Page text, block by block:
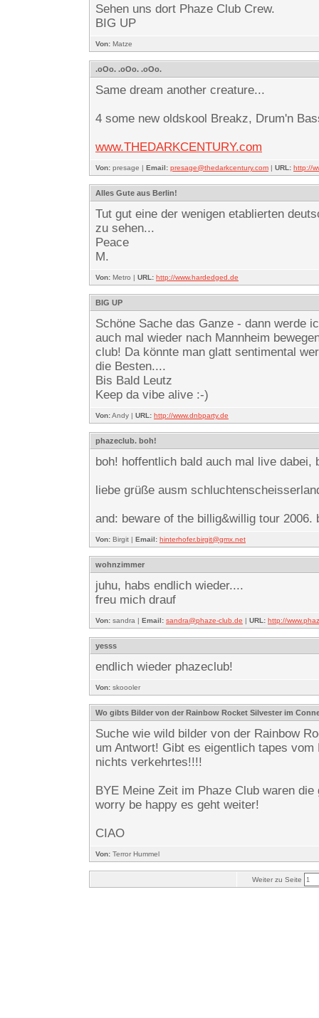
Sehen uns dort Phaze Club Crew.
BIG UP
Von: Matze
.oOo. .oOo. .oOo.
Same dream another creature...
4 some new oldskool Breakz, Drum'n
www.THEDARKCENTURY.com
Von: presage | Email: presage@thedarkcentury.com | URL: http://
Alles Gute aus Berlin!
Tut gut eine der wenigen etablierten
zu sehen...
Peace
M.
Von: Metro | URL: http://www.hardedged.de
BIG UP
Schöne Sache das Ganze - dann werde
auch mal wieder nach Mannheim
club! Da könnte man glatt sentimental
die Besten....
Bis Bald Leutz
Keep da vibe alive :-)
Von:Andy | URL: http://www.dnbparty.de
phazeclub. boh!
boh! hoffentlich bald auch mal live dabei,
liebe grüße ausm
and: beware of the billig&willig tour 2006.
Von: Birgit | Email: hinterhofer.birgit@gmx.net
wohnzimmer
juhu, habs endlich wieder....
freu mich drauf
Von: sandra | Email: sandra@phaze-club.de | URL: http://
yesss
endlich wieder phazeclub!
Von: skoooler
Wo gibts Bilder von der Rainbow Rocket Silvester im
Suche wie wild bilder von der Rainbow
um Antwort! Gibt es eigentlich tapes
nichts verkehrtes!!!!
BYE Meine Zeit im Phaze Club waren
worry be happy es geht weiter!
CIAO
Von: Terror Hummel
Weiter zu Seite